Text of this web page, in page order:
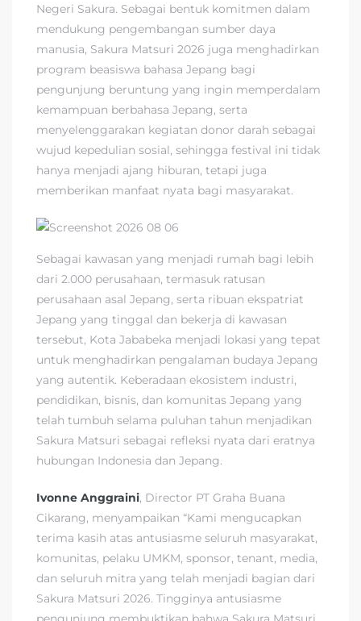
Negeri Sakura. Sebagai bentuk komitmen dalam
mendukung pengembangan sumber daya
manusia, Sakura Matsuri 2026 juga menghadirkan
program beasiswa bahasa Jepang bagi
pengunjung beruntung yang ingin memperdalam
kemampuan berbahasa Jepang, serta
menyelenggarakan kegiatan donor darah sebagai
wujud kepedulian sosial, sehingga festival ini tidak
hanya menjadi ajang hiburan, tetapi juga
memberikan manfaat nyata bagi masyarakat.
Sebagai kawasan yang menjadi rumah bagi lebih
dari 2.000 perusahaan, termasuk ratusan
perusahaan asal Jepang, serta ribuan ekspatriat
Jepang yang tinggal dan bekerja di kawasan
tersebut, Kota Jababeka menjadi lokasi yang tepat
untuk menghadirkan pengalaman budaya Jepang
yang autentik. Keberadaan ekosistem industri,
pendidikan, bisnis, dan komunitas Jepang yang
telah tumbuh selama puluhan tahun menjadikan
Sakura Matsuri sebagai refleksi nyata dari eratnya
hubungan Indonesia dan Jepang.
Ivonne Anggraini, Director PT Graha Buana
Cikarang, menyampaikan “Kami mengucapkan
terima kasih atas antusiasme seluruh masyarakat,
komunitas, pelaku UMKM, sponsor, tenant, media,
dan seluruh mitra yang telah menjadi bagian dari
Sakura Matsuri 2026. Tingginya antusiasme